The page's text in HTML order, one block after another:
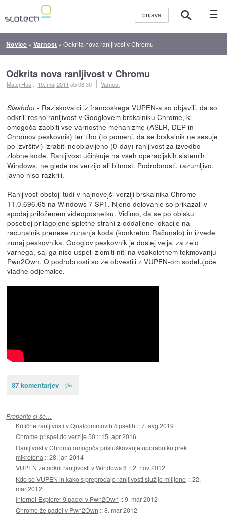
☰
Novice »Varnost »Odkrita nova ranljivost v Chromu
Odkrita nova ranljivost v Chromu
Matej Huš :: 10. maj 2011 ob 08:30 Varnost
Slashdot- Raziskovalci iz francoskega VUPEN-a so objavili, da so
odkrili resno ranljivost v Googlovem brskalniku Chrome, ki
omogoča zaobiti vse varnostne mehanizme (ASLR, DEP in
Chromov peskovnik) ter tiho (to pomeni, da se brskalnik ne sesuje
po izvršitvi) izrabiti neobjavljeno (0-day) ranljivost za izvedbo
zlobne kode. Ranljivost učinkuje na vseh operacijskih sistemih
Windows, ne glede na verzijo ali bitnost. Podrobnosti, razumljivo,
javno niso razkrili.
Ranljivost obstoji tudi v najnovejši verziji brskalnika Chrome
11.0.696.65 na Windows 7 SP1. Njeno delovanje so prikazali v
spodaj priloženem videoposnetku. Vidimo, da se po obisku
posebej prilagojene spletne strani z oddaljene lokacije na
računalnik prenese zunanja koda (konkretno Računalo) in izvede
zunaj peskovnika. Googlov peskovnik je doslej veljal za zelo
varnega, saj ga niso uspeli zlomiti niti na vsakoletnem tekmovanju
Pwn2Own. O podrobnosti so že obvestili z VUPEN-om sodelujoče
vladne odjemalce.
37 komentarjev
Preberite si še…
Kritične ranljivosti v Qualcommovih čipsetih ::7. avg 2019
Chrome prispel do verzije 50 :: 15. apr 2016
Ranljivost v Chromu omogoča prisluškovanje uporabniku prek
mikrofona ::28. jan 2014
VUPEN že odkril ranljivosti v Windows 8 ::2. nov 2012
Kdo so VUPEN in kako s preprodajo ranljivosti služijo milijone ::22.
mar 2012
Internet Explorer 9 padel v Pwn2Own ::9. mar 2012
Chrome že padel v Pwn2Own ::8. mar 2012